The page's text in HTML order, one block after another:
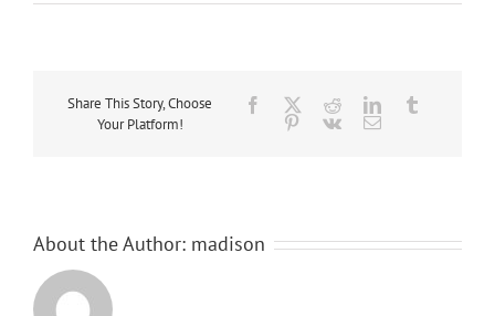
Share This Story, Choose
Your Platform!
Facebook
TwitterRedditLinkedIn
Pinterest
Vk Email
About the Author: madison